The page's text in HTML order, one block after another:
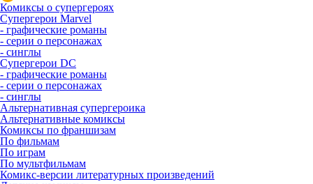
Комиксы о супергероях
Супергерои Marvel
- графические романы
- серии о персонажах
- синглы
Супергерои DC
- графические романы
- серии о персонажах
- синглы
Альтернативная супергероика
Альтернативные комиксы
Комиксы по франшизам
По фильмам
По играм
По мультфильмам
Комикс-версии литературных произведений